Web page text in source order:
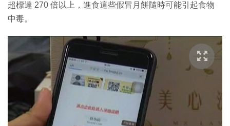
超標達 270 倍以上，進食這些假冒月餅隨時可能引起食物
中毒。